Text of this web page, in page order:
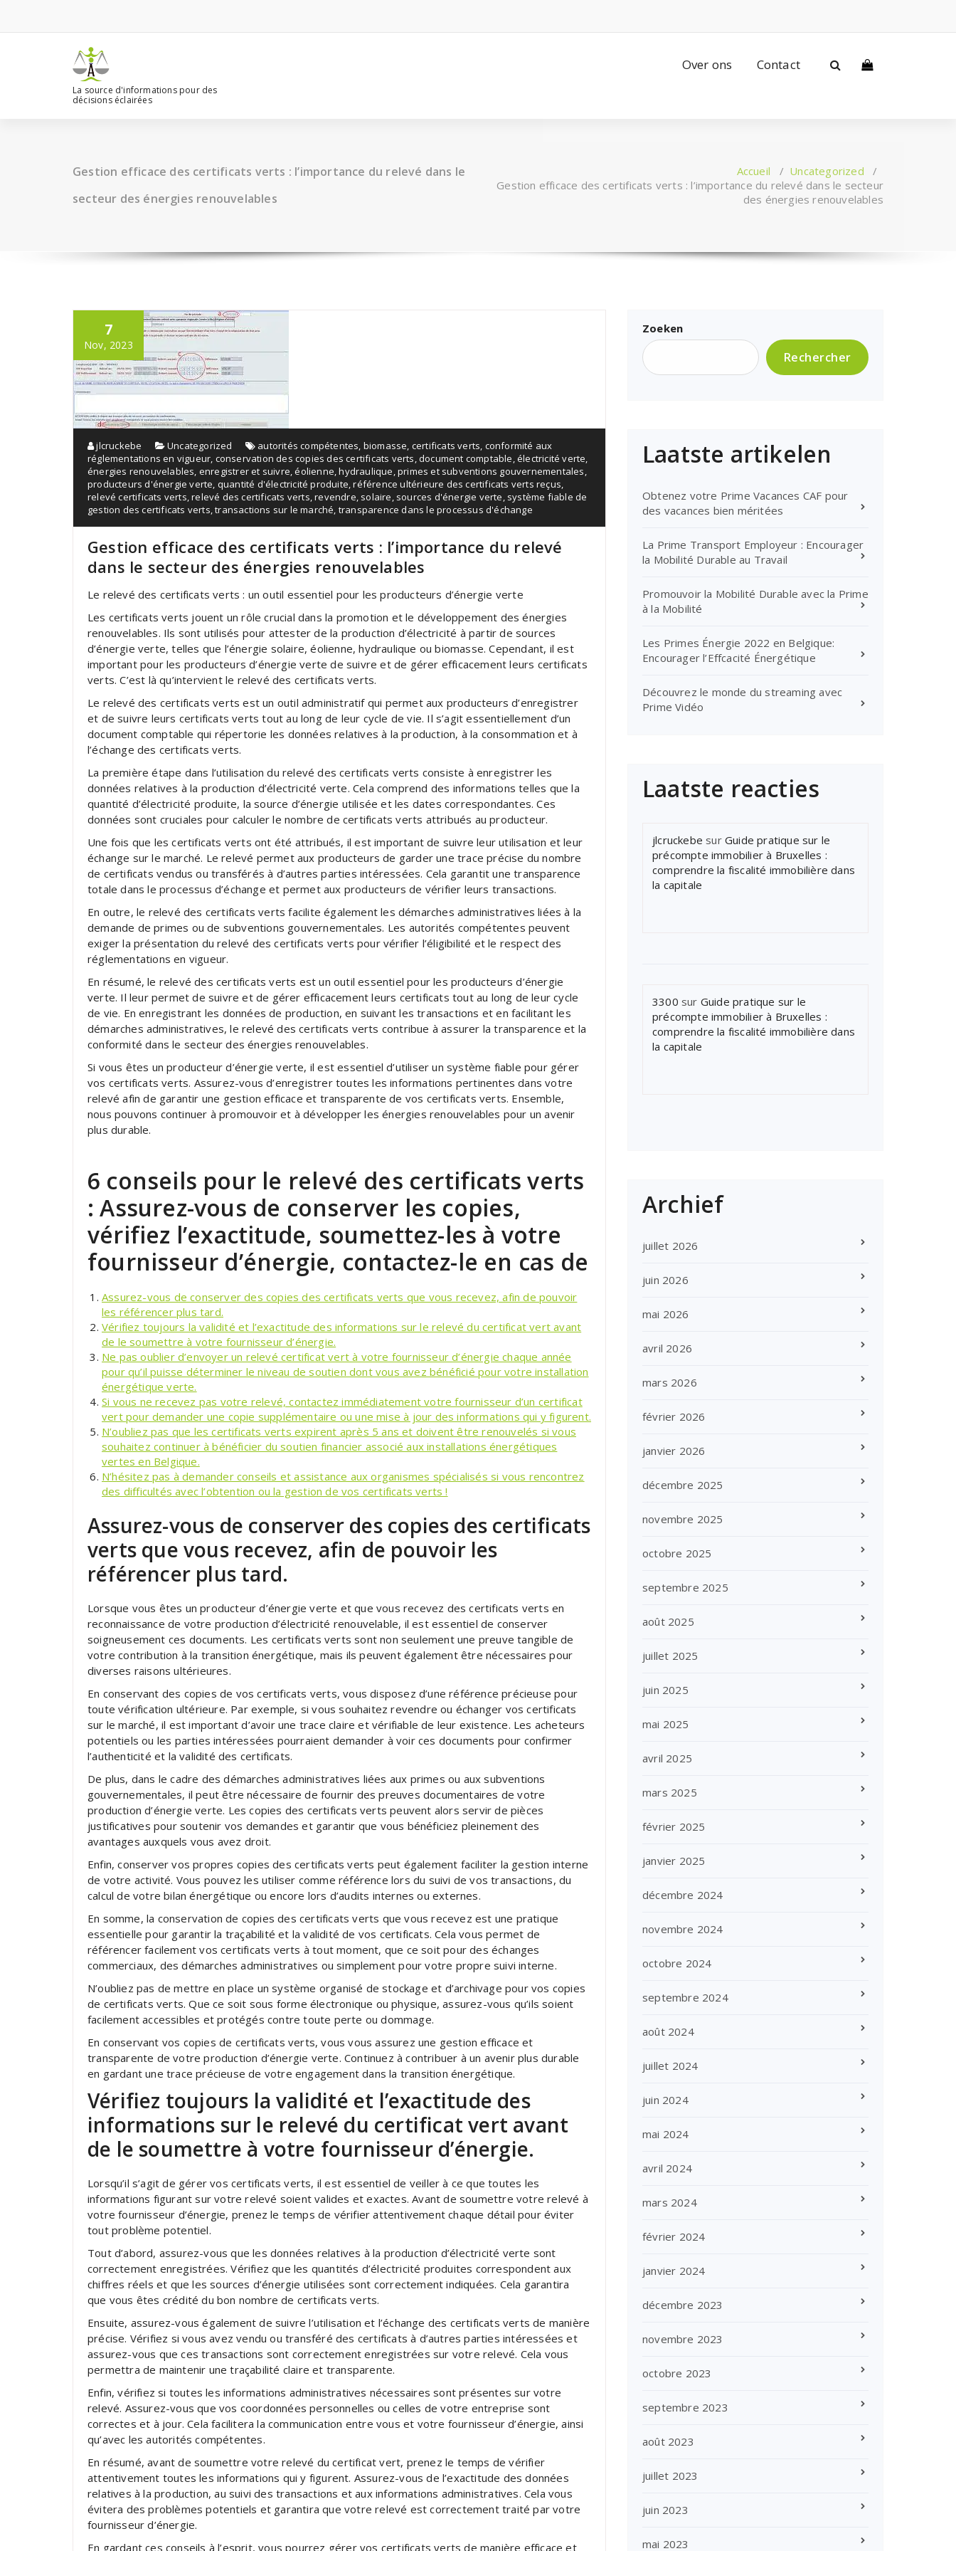
contenu
La source d'informations pour des
décisions éclairées
Over ons Contact
Gestion efficace des certificats verts : l’importance du relevé dans le
secteur des énergies renouvelables
Accueil / Uncategorized /
Gestion efficace des certificats verts : l’importance du relevé dans le secteur
des énergies renouvelables
7
Nov, 2023
jlcruckebe Uncategorized autorités compétentes, biomasse, certificats verts, conformité aux
réglementations en vigueur, conservation des copies des certificats verts,document comptable,électricité verte,
énergies renouvelables, enregistrer et suivre,éolienne,hydraulique,primes et subventions gouvernementales,
producteurs d'énergie verte, quantité d'électricité produite,référence ultérieure des certificats verts reçus,
relevé certificats verts,relevé des certificats verts,revendre, solaire, sources d'énergie verte, système fiable de
gestion des certificats verts,transactions sur le marché, transparence dans le processus d'échange
Gestion efficace des certificats verts : l’importance du relevé
dans le secteur des énergies renouvelables
Le relevé des certificats verts : un outil essentiel pour les producteurs d’énergie verte
Les certificats verts jouent un rôle crucial dans la promotion et le développement des énergies
renouvelables. Ils sont utilisés pour attester de la production d’électricité à partir de sources
d’énergie verte, telles que l’énergie solaire, éolienne, hydraulique ou biomasse. Cependant, il est
important pour les producteurs d’énergie verte de suivre et de gérer efficacement leurs certificats
verts. C’est là qu’intervient le relevé des certificats verts.
Le relevé des certificats verts est un outil administratif qui permet aux producteurs d’enregistrer
et de suivre leurs certificats verts tout au long de leur cycle de vie. Il s’agit essentiellement d’un
document comptable qui répertorie les données relatives à la production, à la consommation et à
l’échange des certificats verts.
La première étape dans l’utilisation du relevé des certificats verts consiste à enregistrer les
données relatives à la production d’électricité verte. Cela comprend des informations telles que la
quantité d’électricité produite, la source d’énergie utilisée et les dates correspondantes. Ces
données sont cruciales pour calculer le nombre de certificats verts attribués au producteur.
Une fois que les certificats verts ont été attribués, il est important de suivre leur utilisation et leur
échange sur le marché. Le relevé permet aux producteurs de garder une trace précise du nombre
de certificats vendus ou transférés à d’autres parties intéressées. Cela garantit une transparence
totale dans le processus d’échange et permet aux producteurs de vérifier leurs transactions.
En outre, le relevé des certificats verts facilite également les démarches administratives liées à la
demande de primes ou de subventions gouvernementales. Les autorités compétentes peuvent
exiger la présentation du relevé des certificats verts pour vérifier l’éligibilité et le respect des
réglementations en vigueur.
En résumé, le relevé des certificats verts est un outil essentiel pour les producteurs d’énergie
verte. Il leur permet de suivre et de gérer efficacement leurs certificats tout au long de leur cycle
de vie. En enregistrant les données de production, en suivant les transactions et en facilitant les
démarches administratives, le relevé des certificats verts contribue à assurer la transparence et la
conformité dans le secteur des énergies renouvelables.
Si vous êtes un producteur d’énergie verte, il est essentiel d’utiliser un système fiable pour gérer
vos certificats verts. Assurez-vous d’enregistrer toutes les informations pertinentes dans votre
relevé afin de garantir une gestion efficace et transparente de vos certificats verts. Ensemble,
nous pouvons continuer à promouvoir et à développer les énergies renouvelables pour un avenir
plus durable.
6 conseils pour le relevé des certificats verts
: Assurez-vous de conserver les copies,
vérifiez l’exactitude, soumettez-les à votre
fournisseur d’énergie, contactez-le en cas de
Assurez-vous de conserver des copies des certificats verts que vous recevez, afin de pouvoir
les référencer plus tard.
Vérifiez toujours la validité et l’exactitude des informations sur le relevé du certificat vert avant
de le soumettre à votre fournisseur d’énergie.
Ne pas oublier d’envoyer un relevé certificat vert à votre fournisseur d’énergie chaque année
pour qu’il puisse déterminer le niveau de soutien dont vous avez bénéficié pour votre installation
énergétique verte.
Si vous ne recevez pas votre relevé, contactez immédiatement votre fournisseur d’un certificat
vert pour demander une copie supplémentaire ou une mise à jour des informations qui y figurent.
N’oubliez pas que les certificats verts expirent après 5 ans et doivent être renouvelés si vous
souhaitez continuer à bénéficier du soutien financier associé aux installations énergétiques
vertes en Belgique.
N’hésitez pas à demander conseils et assistance aux organismes spécialisés si vous rencontrez
des difficultés avec l’obtention ou la gestion de vos certificats verts !
Assurez-vous de conserver des copies des certificats
verts que vous recevez, afin de pouvoir les
référencer plus tard.
Lorsque vous êtes un producteur d’énergie verte et que vous recevez des certificats verts en
reconnaissance de votre production d’électricité renouvelable, il est essentiel de conserver
soigneusement ces documents. Les certificats verts sont non seulement une preuve tangible de
votre contribution à la transition énergétique, mais ils peuvent également être nécessaires pour
diverses raisons ultérieures.
En conservant des copies de vos certificats verts, vous disposez d’une référence précieuse pour
toute vérification ultérieure. Par exemple, si vous souhaitez revendre ou échanger vos certificats
sur le marché, il est important d’avoir une trace claire et vérifiable de leur existence. Les acheteurs
potentiels ou les parties intéressées pourraient demander à voir ces documents pour confirmer
l’authenticité et la validité des certificats.
De plus, dans le cadre des démarches administratives liées aux primes ou aux subventions
gouvernementales, il peut être nécessaire de fournir des preuves documentaires de votre
production d’énergie verte. Les copies des certificats verts peuvent alors servir de pièces
justificatives pour soutenir vos demandes et garantir que vous bénéficiez pleinement des
avantages auxquels vous avez droit.
Enfin, conserver vos propres copies des certificats verts peut également faciliter la gestion interne
de votre activité. Vous pouvez les utiliser comme référence lors du suivi de vos transactions, du
calcul de votre bilan énergétique ou encore lors d’audits internes ou externes.
En somme, la conservation de copies des certificats verts que vous recevez est une pratique
essentielle pour garantir la traçabilité et la validité de vos certificats. Cela vous permet de
référencer facilement vos certificats verts à tout moment, que ce soit pour des échanges
commerciaux, des démarches administratives ou simplement pour votre propre suivi interne.
N’oubliez pas de mettre en place un système organisé de stockage et d’archivage pour vos copies
de certificats verts. Que ce soit sous forme électronique ou physique, assurez-vous qu’ils soient
facilement accessibles et protégés contre toute perte ou dommage.
En conservant vos copies de certificats verts, vous vous assurez une gestion efficace et
transparente de votre production d’énergie verte. Continuez à contribuer à un avenir plus durable
en gardant une trace précieuse de votre engagement dans la transition énergétique.
Vérifiez toujours la validité et l’exactitude des
informations sur le relevé du certificat vert avant
de le soumettre à votre fournisseur d’énergie.
Lorsqu’il s’agit de gérer vos certificats verts, il est essentiel de veiller à ce que toutes les
informations figurant sur votre relevé soient valides et exactes. Avant de soumettre votre relevé à
votre fournisseur d’énergie, prenez le temps de vérifier attentivement chaque détail pour éviter
tout problème potentiel.
Tout d’abord, assurez-vous que les données relatives à la production d’électricité verte sont
correctement enregistrées. Vérifiez que les quantités d’électricité produites correspondent aux
chiffres réels et que les sources d’énergie utilisées sont correctement indiquées. Cela garantira
que vous êtes crédité du bon nombre de certificats verts.
Ensuite, assurez-vous également de suivre l’utilisation et l’échange des certificats verts de manière
précise. Vérifiez si vous avez vendu ou transféré des certificats à d’autres parties intéressées et
assurez-vous que ces transactions sont correctement enregistrées sur votre relevé. Cela vous
permettra de maintenir une traçabilité claire et transparente.
Enfin, vérifiez si toutes les informations administratives nécessaires sont présentes sur votre
relevé. Assurez-vous que vos coordonnées personnelles ou celles de votre entreprise sont
correctes et à jour. Cela facilitera la communication entre vous et votre fournisseur d’énergie, ainsi
qu’avec les autorités compétentes.
En résumé, avant de soumettre votre relevé du certificat vert, prenez le temps de vérifier
attentivement toutes les informations qui y figurent. Assurez-vous de l’exactitude des données
relatives à la production, au suivi des transactions et aux informations administratives. Cela vous
évitera des problèmes potentiels et garantira que votre relevé est correctement traité par votre
fournisseur d’énergie.
En gardant ces conseils à l’esprit, vous pourrez gérer vos certificats verts de manière efficace et
Zoeken
Rechercher
Laatste artikelen
Obtenez votre Prime Vacances CAF pour
des vacances bien méritées
La Prime Transport Employeur : Encourager
la Mobilité Durable au Travail
Promouvoir la Mobilité Durable avec la Prime
à la Mobilité
Les Primes Énergie 2022 en Belgique:
Encourager l’Effcacité Énergétique
Découvrez le monde du streaming avec
Prime Vidéo
Laatste reacties
jlcruckebe sur Guide pratique sur le
précompte immobilier à Bruxelles :
comprendre la fiscalité immobilière dans
la capitale
3300 sur Guide pratique sur le
précompte immobilier à Bruxelles :
comprendre la fiscalité immobilière dans
la capitale
Archief
juillet 2026
juin 2026
mai 2026
avril 2026
mars 2026
février 2026
janvier 2026
décembre 2025
novembre 2025
octobre 2025
septembre 2025
août 2025
juillet 2025
juin 2025
mai 2025
avril 2025
mars 2025
février 2025
janvier 2025
décembre 2024
novembre 2024
octobre 2024
septembre 2024
août 2024
juillet 2024
juin 2024
mai 2024
avril 2024
mars 2024
février 2024
janvier 2024
décembre 2023
novembre 2023
octobre 2023
septembre 2023
août 2023
juillet 2023
juin 2023
mai 2023